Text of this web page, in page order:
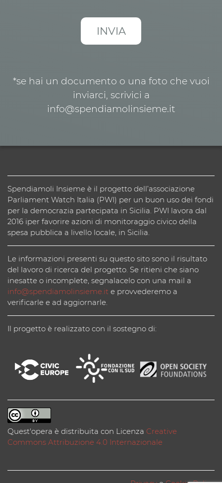
*se hai un documento o una foto che vuoi
inviarci, scrivici a
info@spendiamolinsieme.it
Spendiamoli Insieme è il progetto dell’associazione
Parliament Watch Italia (PWI) per un buon uso dei fondi
per la democrazia partecipata in Sicilia. PWI lavora dal
2016 iper favorire azioni di monitoraggio civico della
spesa pubblica a livello locale, in Sicilia.
Le informazioni presenti su questo sito sono il risultato
del lavoro di ricerca del progetto. Se ritieni che siano
inesatte o incomplete, segnalacelo con una mail a
info@spendiamolinsieme.it e provvederemo a
verificarle e ad aggiornarle.
Il progetto è realizzato con il sostegno di:
Quest'opera è distribuita con Licenza Creative
Commons Attribuzione 4.0 Internazionale